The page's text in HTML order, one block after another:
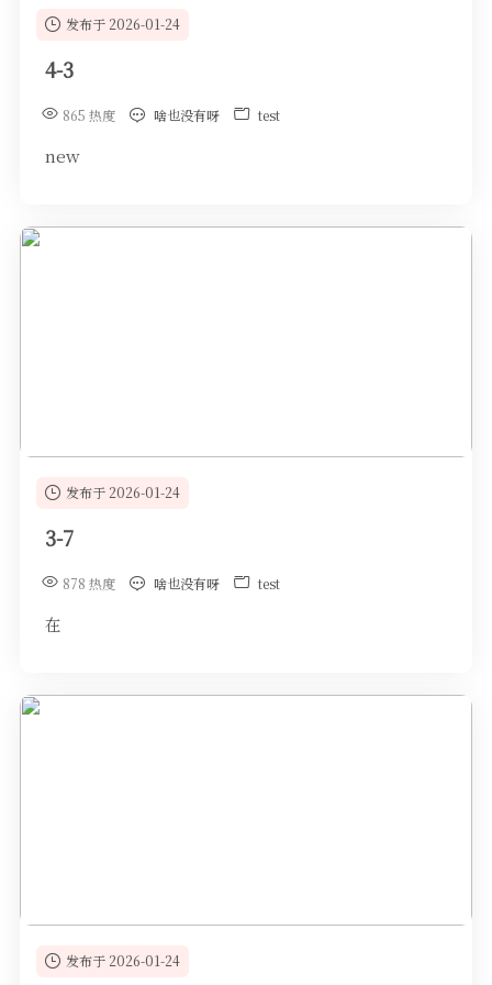
发布于 2026-01-24
4-3
865 热度 啥也没有呀 test
new
发布于 2026-01-24
3-7
878 热度 啥也没有呀 test
在
发布于 2026-01-24